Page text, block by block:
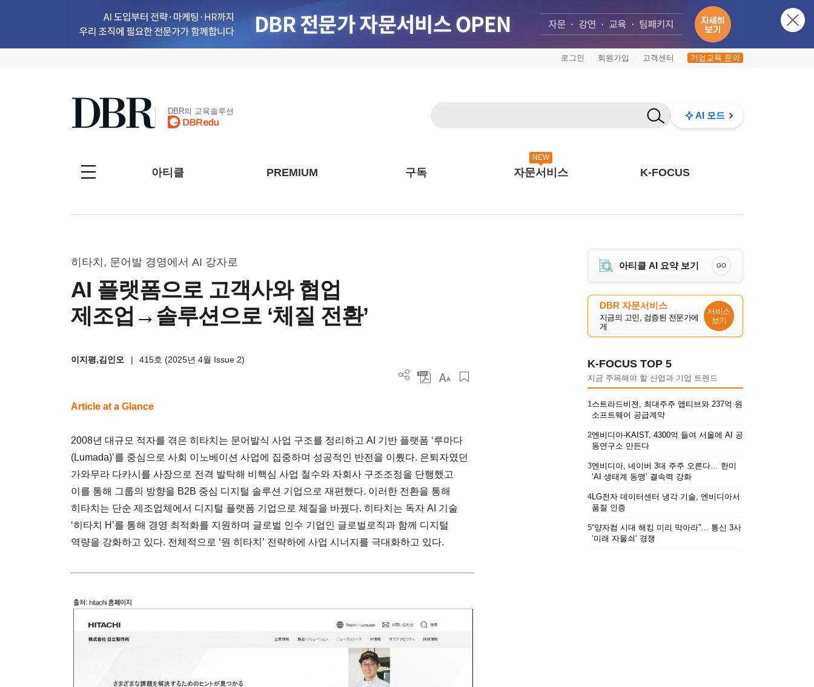
로그인 회원가입 고객센터 기업교육 문의
DBR의 교육솔루션 AI 모드
아티클 PREMIUM 구독
NEW
자문서비스 K-FOCUS
히타치, 문어발 경영에서 AI 강자로
AI 플랫폼으로 고객사와 협업
제조업→솔루션으로 ‘체질 전환’
이지평,김인오 | 415호 (2025년 4월 Issue 2)
Article at a Glance
2008년 대규모 적자를 겪은 히타치는 문어발식 사업 구조를 정리하고 AI 기반 플랫폼 ‘루마다
(Lumada)’를 중심으로 사회 이노베이션 사업에 집중하며 성공적인 반전을 이뤘다. 은퇴자였던
가와무라 다카시를 사장으로 전격 발탁해 비핵심 사업 철수와 자회사 구조조정을 단행했고
이를 통해 그룹의 방향을 B2B 중심 디지털 솔루션 기업으로 재편했다. 이러한 전환을 통해
히타치는 단순 제조업체에서 디지털 플랫폼 기업으로 체질을 바꿨다. 히타치는 독자 AI 기술
‘히타치 H’를 통해 경영 최적화를 지원하며 글로벌 인수 기업인 글로벌로직과 함께 디지털
역량을 강화하고 있다. 전체적으로 ‘원 히타치’ 전략하에 사업 시너지를 극대화하고 있다.
아티클 AI 요약 보기 GO
DBR 자문서비스
지금의 고민, 검증된 전문가에
게
서비스
보기
K-FOCUS TOP 5
지금 주목해야 할 산업과 기업 트렌드
1스트라드비젼, 최대주주 앱티브와 237억 원
소프트웨어 공급계약
2엔비디아-KAIST, 4300억 들여 서울에 AI 공
동연구소 만든다
3엔비디아, 네이버 3대 주주 오른다… 한미
‘AI 생태계 동맹’ 결속력 강화
4LG전자 데이터센터 냉각 기술, 엔비디아서
품질 인증
5“양자컴 시대 해킹 미리 막아라”… 통신 3사
‘미래 자물쇠’ 경쟁